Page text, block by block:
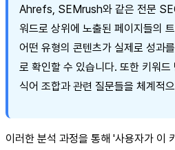
Ahrefs, SEMrush와 같은 전문
워드로 상위에 노출된 페이지들의
어떤 유형의 콘텐츠가 실제로 성과
로 확인할 수 있습니다. 또한 키워
식어 조합과 관련 질문들을 체계적
이러한 분석 과정을 통해 '사용자가 이